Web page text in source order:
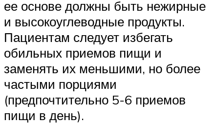
ее основе должны быть нежирные
и высокоуглеводные продукты.
Пациентам следует избегать
обильных приемов пищи и
заменять их меньшими, но более
частыми порциями
(предпочтительно 5-6 приемов
пищи в день).